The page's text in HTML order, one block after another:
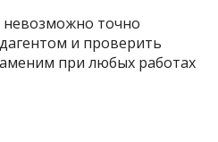
невозможно точно
и проверить
при любых работах